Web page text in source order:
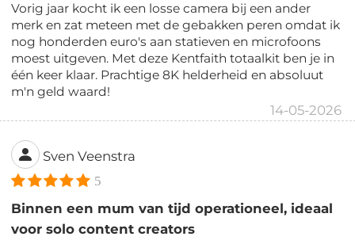
Vorig jaar kocht ik een losse camera bij een ander
merk en zat meteen met de gebakken peren omdat ik
nog honderden euro's aan statieven en microfoons
moest uitgeven. Met deze Kentfaith totaalkit ben je in
één keer klaar. Prachtige 8K helderheid en absoluut
m'n geld waard!
14-05-2026
Sven Veenstra
5
Binnen een mum van tijd operationeel, ideaal
voor solo content creators